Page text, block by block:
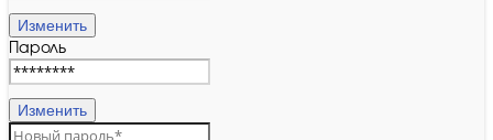
Изменить
Пароль
Изменить